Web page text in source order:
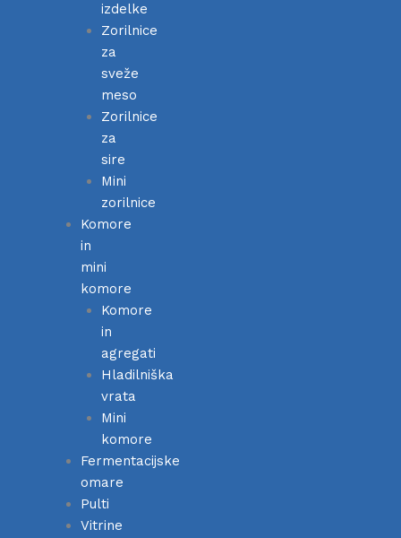
izdelke
Zorilnice
za
sveže
meso
Zorilnice
za
sire
Mini
zorilnice
Komore
in
mini
komore
Komore
in
agregati
Hladilniška
vrata
Mini
komore
Fermentacijske
omare
Pulti
Vitrine